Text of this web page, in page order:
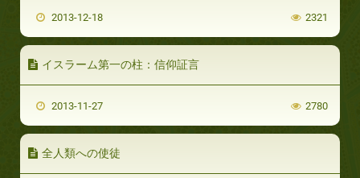
2013-12-18 2321
イスラーム第一の柱：信仰証言
2013-11-27 2780
全人類への使徒